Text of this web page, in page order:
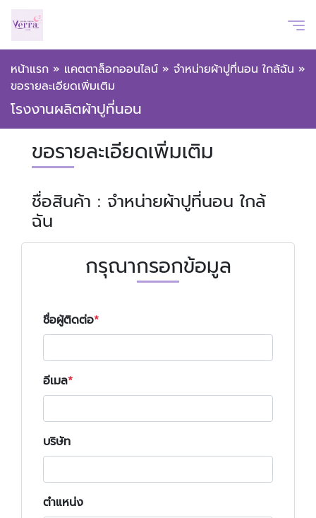
หน้าแรก » แคตตาล็อกออนไลน์ » จำหน่ายผ้าปูที่นอน ใกล้ฉัน »
ขอรายละเอียดเพิ่มเติม
โรงงานผลิตผ้าปูที่นอน
ขอรายละเอียดเพิ่มเติม
ชื่อสินค้า : จำหน่ายผ้าปูที่นอน ใกล้
ฉัน
กรุณากรอกข้อมูล
ชื่อผู้ติดต่อ
อีเมล
บริษัท
ตำแหน่ง